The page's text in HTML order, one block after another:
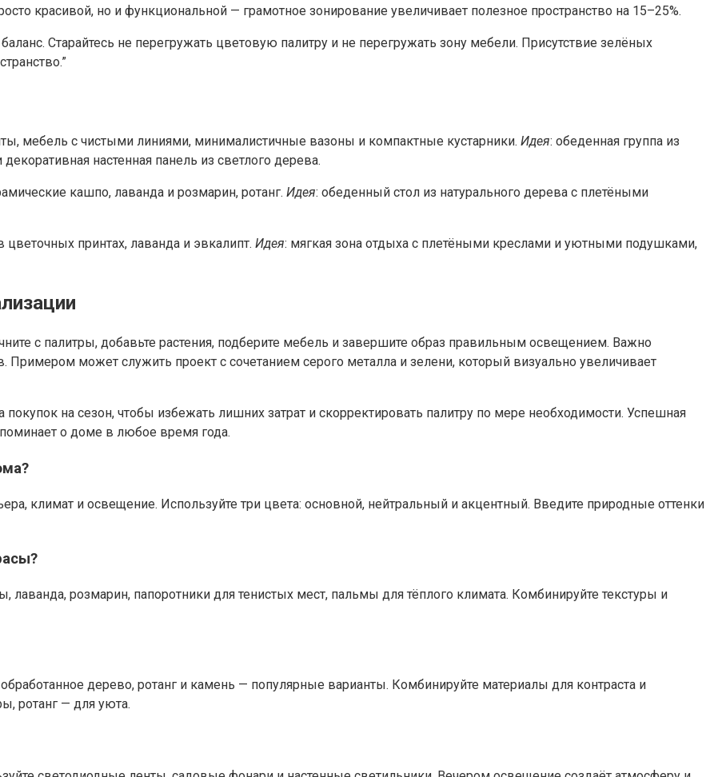
красивой, но и функциональной — грамотное зонирование увеличивает полезное пространство на 15–25%.
Старайтесь не перегружать цветовую палитру и не перегружать зону мебели. Присутствие зелёных
мебель с чистыми линиями, минималистичные вазоны и компактные кустарники. Идея: обеденная группа из
настенная панель из светлого дерева.
кашпо, лаванда и розмарин, ротанг. Идея: обеденный стол из натурального дерева с плетёными
принтах, лаванда и эвкалипт. Идея: мягкая зона отдыха с плетёными креслами и уютными подушками,
с палитры, добавьте растения, подберите мебель и завершите образ правильным освещением. Важно
Примером может служить проект с сочетанием серого металла и зелени, который визуально увеличивает
покупок на сезон, чтобы избежать лишних затрат и скорректировать палитру по мере необходимости. Успешная
о доме в любое время года.
климат и освещение. Используйте три цвета: основной, нейтральный и акцентный. Введите природные оттенки
лаванда, розмарин, папоротники для тенистых мест, пальмы для тёплого климата. Комбинируйте текстуры и
дерево, ротанг и камень — популярные варианты. Комбинируйте материалы для контраста и
ротанг — для уюта.